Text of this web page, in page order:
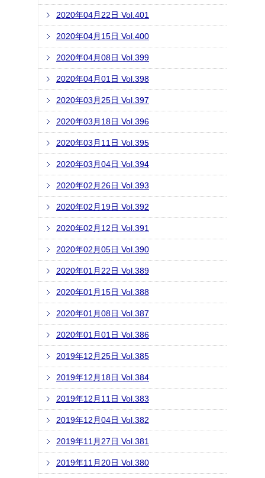
2020年04月22日 Vol.401
2020年04月15日 Vol.400
2020年04月08日 Vol.399
2020年04月01日 Vol.398
2020年03月25日 Vol.397
2020年03月18日 Vol.396
2020年03月11日 Vol.395
2020年03月04日 Vol.394
2020年02月26日 Vol.393
2020年02月19日 Vol.392
2020年02月12日 Vol.391
2020年02月05日 Vol.390
2020年01月22日 Vol.389
2020年01月15日 Vol.388
2020年01月08日 Vol.387
2020年01月01日 Vol.386
2019年12月25日 Vol.385
2019年12月18日 Vol.384
2019年12月11日 Vol.383
2019年12月04日 Vol.382
2019年11月27日 Vol.381
2019年11月20日 Vol.380